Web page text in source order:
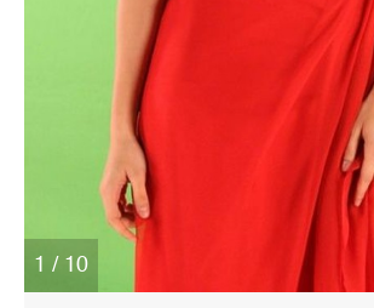
1 / 10